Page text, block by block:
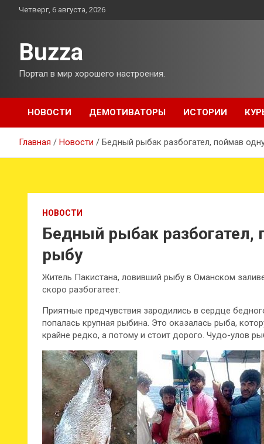
ПерейтиЧетверг, 6 августа, 2026
Buzza
Портал в мир хорошего настроения.
НОВОСТИ ДЕМОТИВАТОРЫ ИСТОРИИ
Главная Новости Бедный рыбак разбогател, поймав
НОВОСТИ
Бедный рыбак
рыбу
Житель Пакистана, ловивший рыбу в Оманском
скоро разбогатеет.
Приятные предчувствия зародились в сердце
попалась крупная рыбина. Это оказалась рыба,
крайне редко, а потому и стоит дорого. Чудо-улов